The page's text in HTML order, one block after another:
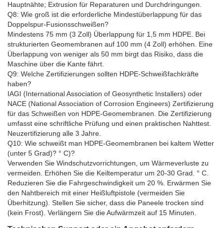
Hauptnähte; Extrusion für Reparaturen und Durchdringungen.
Q8: Wie groß ist die erforderliche Mindestüberlappung für das
Doppelspur-Fusionsschweißen?
Mindestens 75 mm (3 Zoll) Überlappung für 1,5 mm HDPE. Bei
strukturierten Geomembranen auf 100 mm (4 Zoll) erhöhen. Eine
Überlappung von weniger als 50 mm birgt das Risiko, dass die
Maschine über die Kante fährt.
Q9: Welche Zertifizierungen sollten HDPE-Schweißfachkräfte
haben?
IAGI (International Association of Geosynthetic Installers) oder
NACE (National Association of Corrosion Engineers) Zertifizierung
für das Schweißen von HDPE-Geomembranen. Die Zertifizierung
umfasst eine schriftliche Prüfung und einen praktischen Nahttest.
Neuzertifizierung alle 3 Jahre.
Q10: Wie schweißt man HDPE-Geomembranen bei kaltem Wetter
(unter 5 Grad)? ° C)?
Verwenden Sie Windschutzvorrichtungen, um Wärmeverluste zu
vermeiden. Erhöhen Sie die Keiltemperatur um 20-30 Grad. ° C.
Reduzieren Sie die Fahrgeschwindigkeit um 20 %. Erwärmen Sie
den Nahtbereich mit einer Heißluftpistole (vermeiden Sie
Überhitzung). Stellen Sie sicher, dass die Paneele trocken sind
(kein Frost). Verlängern Sie die Aufwärmzeit auf 15 Minuten.